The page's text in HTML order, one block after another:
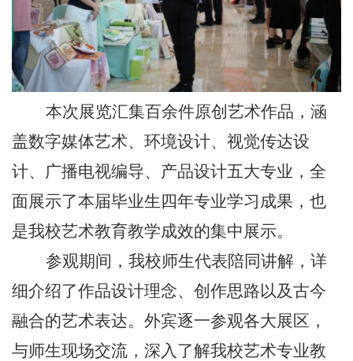
本次展览汇集百余件原创艺术作品，涵
盖数字媒体艺术、环境设计、视觉传达设
计、广播电视编导、产品设计五大专业，全
面展示了本届毕业生四年专业学习成果，也
是我校艺术教育教学成效的集中展示。
参观期间，我校师生代表陪同讲解，详
细介绍了作品设计理念、创作思路以及古今
融合的艺术表达。外宾逐一参观各大展区，
与师生现场交流，深入了解我校艺术专业教